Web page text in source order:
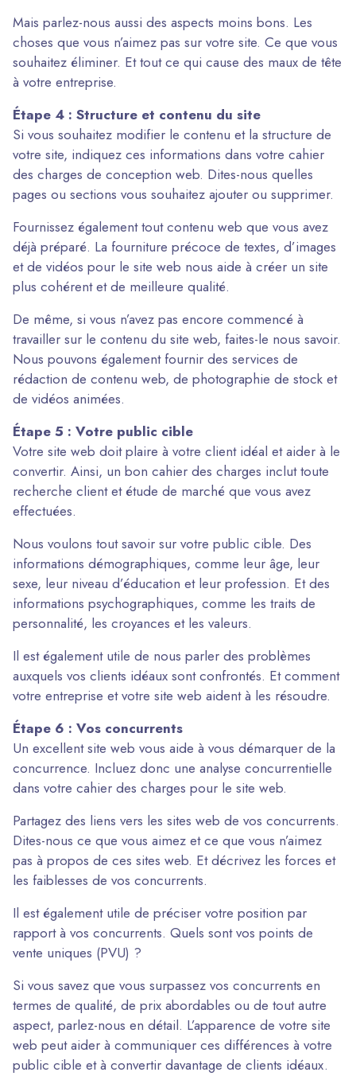
Mais parlez-nous aussi des aspects moins bons. Les
choses que vous n’aimez pas sur votre site. Ce que vous
souhaitez éliminer. Et tout ce qui cause des maux de tête
à votre entreprise.
Étape 4 : Structure et contenu du site
Si vous souhaitez modifier le contenu et la structure de
votre site, indiquez ces informations dans votre cahier
des charges de conception web. Dites-nous quelles
pages ou sections vous souhaitez ajouter ou supprimer.
Fournissez également tout contenu web que vous avez
déjà préparé. La fourniture précoce de textes, d’images
et de vidéos pour le site web nous aide à créer un site
plus cohérent et de meilleure qualité.
De même, si vous n’avez pas encore commencé à
travailler sur le contenu du site web, faites-le nous savoir.
Nous pouvons également fournir des services de
rédaction de contenu web, de photographie de stock et
de vidéos animées.
Étape 5 : Votre public cible
Votre site web doit plaire à votre client idéal et aider à le
convertir. Ainsi, un bon cahier des charges inclut toute
recherche client et étude de marché que vous avez
effectuées.
Nous voulons tout savoir sur votre public cible. Des
informations démographiques, comme leur âge, leur
sexe, leur niveau d’éducation et leur profession. Et des
informations psychographiques, comme les traits de
personnalité, les croyances et les valeurs.
Il est également utile de nous parler des problèmes
auxquels vos clients idéaux sont confrontés. Et comment
votre entreprise et votre site web aident à les résoudre.
Étape 6 : Vos concurrents
Un excellent site web vous aide à vous démarquer de la
concurrence. Incluez donc une analyse concurrentielle
dans votre cahier des charges pour le site web.
Partagez des liens vers les sites web de vos concurrents.
Dites-nous ce que vous aimez et ce que vous n’aimez
pas à propos de ces sites web. Et décrivez les forces et
les faiblesses de vos concurrents.
Il est également utile de préciser votre position par
rapport à vos concurrents. Quels sont vos points de
vente uniques (PVU) ?
Si vous savez que vous surpassez vos concurrents en
termes de qualité, de prix abordables ou de tout autre
aspect, parlez-nous en détail. L’apparence de votre site
web peut aider à communiquer ces différences à votre
public cible et à convertir davantage de clients idéaux.